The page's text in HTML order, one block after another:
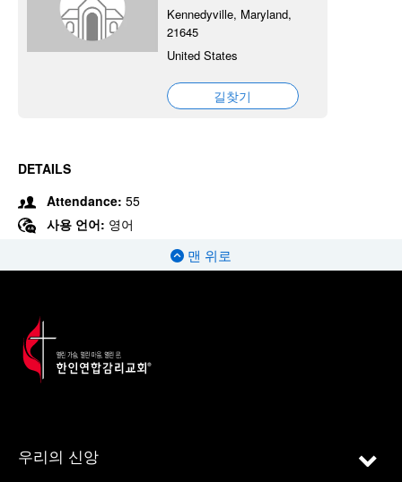
Kennedyville, Maryland,
21645
United States
길찾기
DETAILS
Attendance: 55
사용 언어: 영어
맨 위로
우리의 신앙